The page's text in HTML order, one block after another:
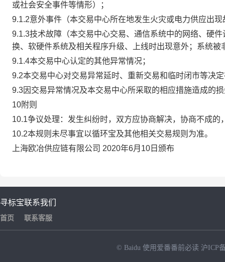
或社会安全事件等情形）；
9.1.2意外事件（本交易中心所在地发生火灾或电力供应出
9.1.3技术故障（本交易中心交易、通信系统中的网络、硬
换、软硬件系统及相关程序升级、上线时出现意外；系统
9.1.4本交易中心认定的其他异常情况；
9.2本交易中心对交易异常延时、重新交易和临时闭市等决
9.3因交易异常情况及本交易中心所采取的相应措施造成的
10附则
10.1争议处理：发生纠纷时，双方应协商解决，协商不成
10.2本规则未尽事宜以循环宝及其他相关交易规则为准。
上海欧冶供应链有限公司 2020年6月10日颁布
寻标宝
首页
联系我们
联系客服
© Baidu 使用爱番番前必读 沪ICP